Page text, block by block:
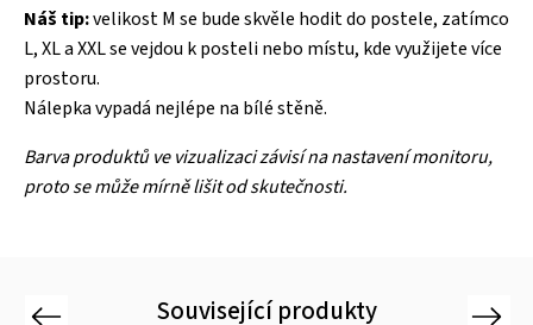
Náš tip:velikost M se bude skvěle hodit do postele, zatímco
L, XL a XXL se vejdou k posteli nebo místu, kde využijete více
prostoru.
Nálepka vypadá nejlépe na bílé stěně.
Barva produktů ve vizualizaci závisí na nastavení monitoru,
proto se může mírně lišit od skutečnosti.
Související produkty
Previous Next